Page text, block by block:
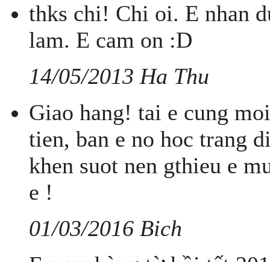
thks chi! Chi oi. E nhan
lam. E cam on :D
14/05/2013 Ha Thu
Giao hang! tai e cung
tien, ban e no hoc trang
khen suot nen gthieu e
e !
01/03/2016 Bich